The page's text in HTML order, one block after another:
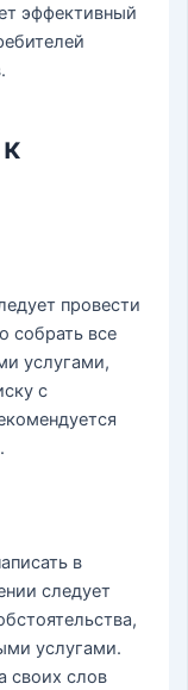
эффективный
провести
собрать все
услугами,
с
в
следует
услугами.
своих слов